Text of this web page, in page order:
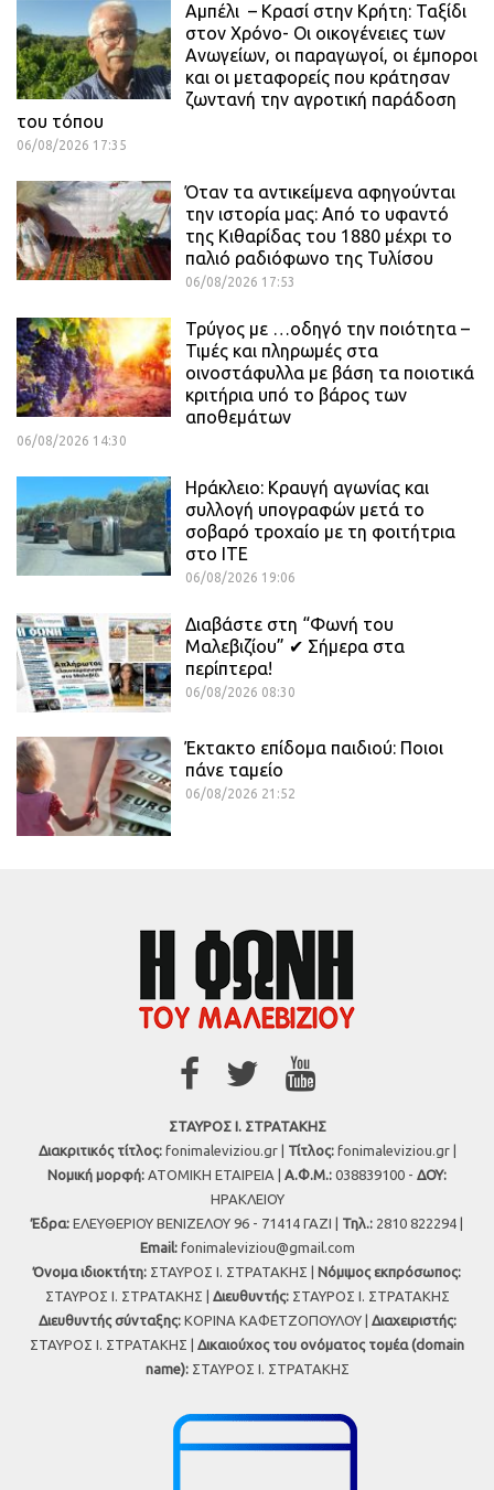
Αμπέλι – Κρασί στην Κρήτη: Ταξίδι
στον Χρόνο- Οι οικογένειες των
Ανωγείων, οι παραγωγοί, οι έμποροι
και οι μεταφορείς που κράτησαν
ζωντανή την αγροτική παράδοση
του τόπου
06/08/2026 17:35
Όταν τα αντικείμενα αφηγούνται
την ιστορία μας: Από το υφαντό
της Κιθαρίδας του 1880 μέχρι το
παλιό ραδιόφωνο της Τυλίσου
06/08/2026 17:53
Τρύγος με …οδηγό την ποιότητα –
Τιμές και πληρωμές στα
οινοστάφυλλα με βάση τα ποιοτικά
κριτήρια υπό το βάρος των
αποθεμάτων
06/08/2026 14:30
Ηράκλειο: Κραυγή αγωνίας και
συλλογή υπογραφών μετά το
σοβαρό τροχαίο με τη φοιτήτρια
στο ΙΤΕ
06/08/2026 19:06
Διαβάστε στη “Φωνή του
Μαλεβιζίου” ✔ Σήμερα στα
περίπτερα!
06/08/2026 08:30
Έκτακτο επίδομα παιδιού: Ποιοι
πάνε ταμείο
06/08/2026 21:52
ΣΤΑΥΡΟΣ Ι. ΣΤΡΑΤΑΚΗΣ
Διακριτικός τίτλος:fonimaleviziou.gr | Τίτλος:fonimaleviziou.gr |
Νομική μορφή: ΑΤΟΜΙΚΗ ΕΤΑΙΡΕΙΑ | Α.Φ.Μ.: 038839100 - ΔΟΥ:
ΗΡΑΚΛΕΙΟΥ
Έδρα: ΕΛΕΥΘΕΡΙΟΥ ΒΕΝΙΖΕΛΟΥ 96 - 71414 ΓΑΖΙ | Τηλ.: 2810 822294 |
Εmail: fonimaleviziou@gmail.com
Όνομα ιδιοκτήτη: ΣΤΑΥΡΟΣ Ι. ΣΤΡΑΤΑΚΗΣ | Νόμιμος εκπρόσωπος:
ΣΤΑΥΡΟΣ Ι. ΣΤΡΑΤΑΚΗΣ | Διευθυντής:ΣΤΑΥΡΟΣ Ι. ΣΤΡΑΤΑΚΗΣ
Διευθυντής σύνταξης:ΚΟΡΙΝΑ ΚΑΦΕΤΖΟΠΟΥΛΟΥ | Διαχειριστής:
ΣΤΑΥΡΟΣ Ι. ΣΤΡΑΤΑΚΗΣ | Δικαιούχος του ονόματος τομέα (domain
name):ΣΤΑΥΡΟΣ Ι. ΣΤΡΑΤΑΚΗΣ